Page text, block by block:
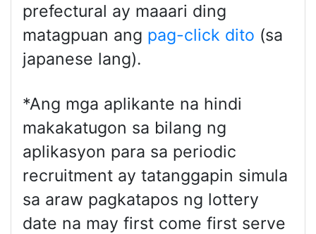
prefectural ay maaari ding
matagpuan ang pag-click dito (sa
japanese lang).
*Ang mga aplikante na hindi
makakatugon sa bilang ng
aplikasyon para sa periodic
recruitment ay tatanggapin simula
sa araw pagkatapos ng lottery
date na may first come first serve